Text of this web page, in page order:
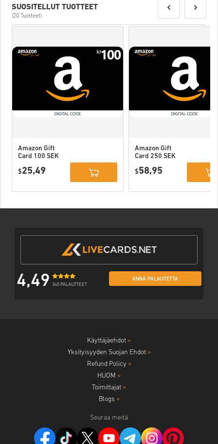
SUOSITELLUT TUOTTEET
(20 Tuotteet)
Amazon Gift
Card 100 SEK
$25,49
Amazon Gift
Card 250 SEK
$58,95
4,49 345 PALAUTTEET
ANNA PALAUTETTA
Käyttäjäehdot »
Yksityisyyden Suojan Ehdot »
Refund Policy »
HUOM »
Toimittajat »
Blogs »
Seuraa meitä